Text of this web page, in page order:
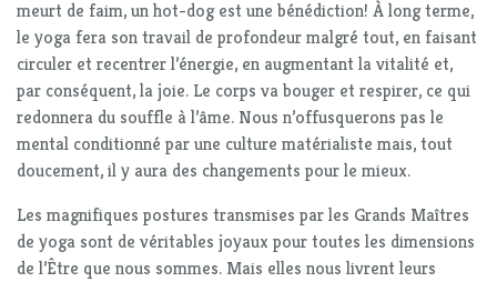
meurt de faim, un hot-dog est une bénédiction! À long terme,
le yoga fera son travail de profondeur malgré tout, en faisant
circuler et recentrer l’énergie, en augmentant la vitalité et,
par conséquent, la joie. Le corps va bouger et respirer, ce qui
redonnera du souffle à l’âme. Nous n’offusquerons pas le
mental conditionné par une culture matérialiste mais, tout
doucement, il y aura des changements pour le mieux.
Les magnifiques postures transmises par les Grands Maîtres
de yoga sont de véritables joyaux pour toutes les dimensions
de l’Être que nous sommes. Mais elles nous livrent leurs